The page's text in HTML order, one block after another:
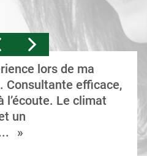
lors de ma
Consultante efficace,
l’écoute. Le climat
un